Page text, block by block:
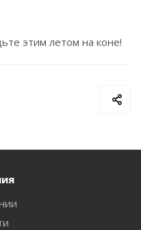
этим летом на коне!